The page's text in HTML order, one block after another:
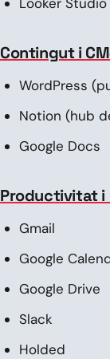
Contingut i
WordPress
Notion (hub
Google Docs
Productivitat i
Gmail
Google
Google Drive
Slack
Holded